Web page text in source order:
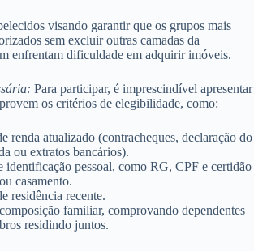
visando garantir que os grupos mais
sem excluir outras camadas da
enfrentam dificuldade em adquirir imóveis.
Para participar, é imprescindível apresentar
os critérios de elegibilidade, como:
renda atualizado (contracheques, declaração do
ou extratos bancários).
identificação pessoal, como RG, CPF e certidão
casamento.
residência recente.
familiar, comprovando dependentes
residindo juntos.